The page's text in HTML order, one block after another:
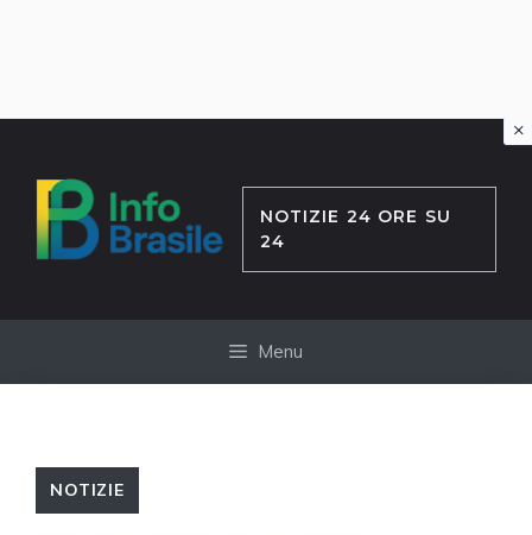
contenuto
NOTIZIE 24 ORE SU
24
Menu
NOTIZIE
×